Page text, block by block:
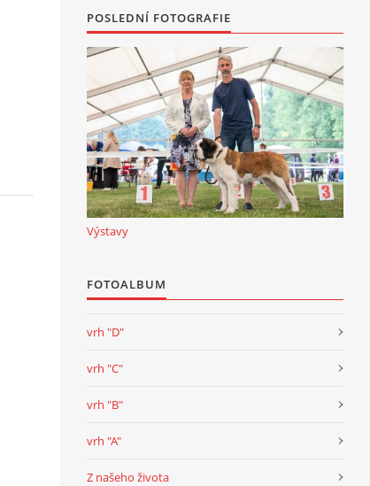
POSLEDNÍ FOTOGRAFIE
Výstavy
FOTOALBUM
vrh "D"
vrh "C"
vrh "B"
vrh "A"
Z našeho života